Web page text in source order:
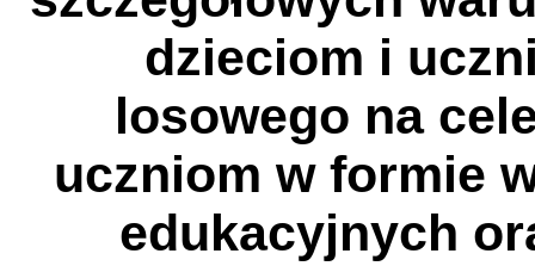
dzieciom i
losowego na
uczniom w formie
edukacyjnych